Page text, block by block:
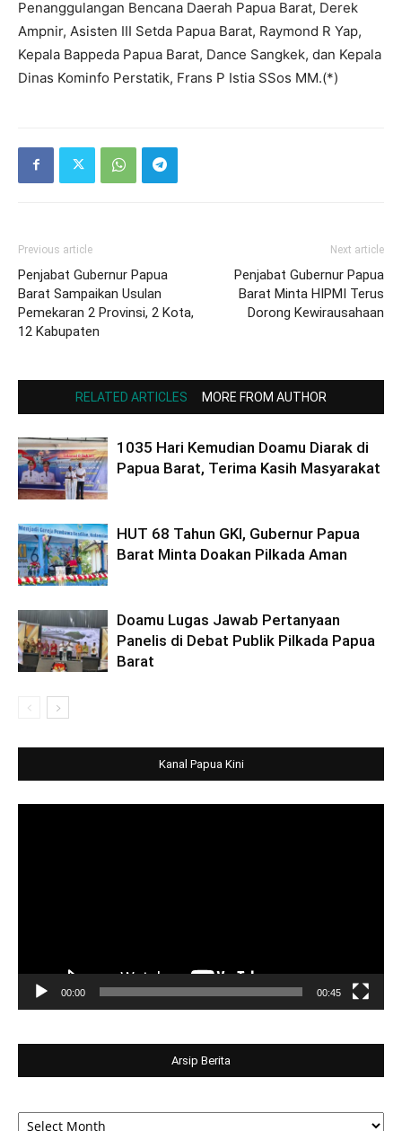
Penanggulangan Bencana Daerah Papua Barat, Derek
Ampnir, Asisten III Setda Papua Barat, Raymond R Yap,
Kepala Bappeda Papua Barat, Dance Sangkek, dan Kepala
Dinas Kominfo Perstatik, Frans P Istia SSos MM.(*)
Previous article
Penjabat Gubernur Papua
Barat Sampaikan Usulan
Pemekaran 2 Provinsi, 2 Kota,
12 Kabupaten
Next article
Penjabat Gubernur Papua
Barat Minta HIPMI Terus
Dorong Kewirausahaan
RELATED ARTICLES MORE FROM AUTHOR
1035 Hari Kemudian Doamu Diarak di
Papua Barat, Terima Kasih Masyarakat
HUT 68 Tahun GKI, Gubernur Papua
Barat Minta Doakan Pilkada Aman
Doamu Lugas Jawab Pertanyaan
Panelis di Debat Publik Pilkada Papua
Barat
Kanal Papua Kini
00:00 00:45
Arsip Berita
Arsip